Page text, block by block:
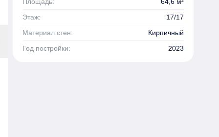
Этаж:
17/17
Материал стен:
Кирпичный
Год постройки:
2023